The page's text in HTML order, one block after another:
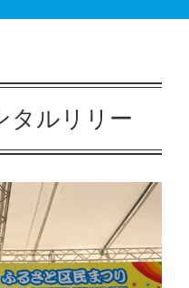
タルリリー